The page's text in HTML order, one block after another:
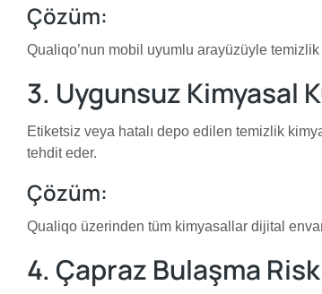
Çözüm:
Qualiqo’nun mobil uyumlu arayüzüyle
3. Uygunsuz Kimyasal
Etiketsiz veya hatalı depo edilen temizlik
tehdit eder.
Çözüm:
Qualiqo üzerinden tüm kimyasallar dijital
4. Çapraz Bulaşma